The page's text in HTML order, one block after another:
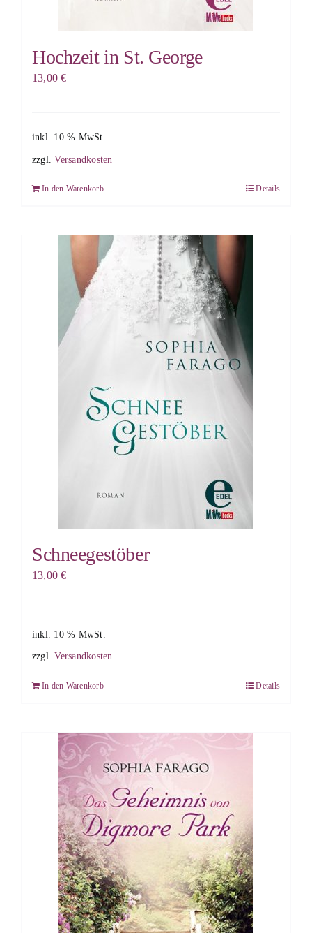
Hochzeit in St. George
13,00€
inkl. 10 % MwSt.
zzgl.Versandkosten
In den Warenkorb Details
Schneegestöber
13,00€
inkl. 10 % MwSt.
zzgl.Versandkosten
In den Warenkorb Details